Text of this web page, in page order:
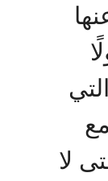
لا